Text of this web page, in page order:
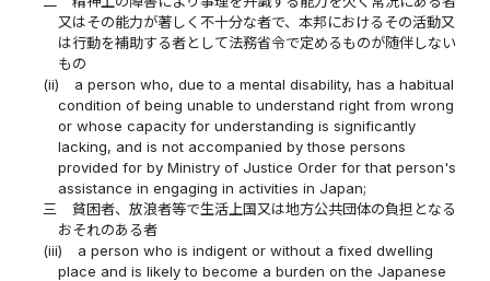
又はその能力が著しく不十分な者で、本邦におけるその活動又
は行動を補助する者として法務省令で定めるものが随伴しない
もの
(ii)
a person who, due to a mental disability, has a habitual
condition of being unable to understand right from wrong
or whose capacity for understanding is significantly
lacking, and is not accompanied by those persons
provided for by Ministry of Justice Order for that person's
assistance in engaging in activities in Japan;
三
貧困者、放浪者等で生活上国又は地方公共団体の負担となる
おそれのある者
(iii)
a person who is indigent or without a fixed dwelling
place and is likely to become a burden on the Japanese